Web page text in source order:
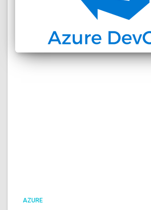
AZURE